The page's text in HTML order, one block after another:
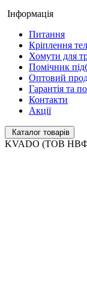
Інформація
Питання
Кріплення
Хомути для
Помічник
Оптовий
Гарантія та
Контакти
Акції
Каталог товарів
KVADO (ТОВ